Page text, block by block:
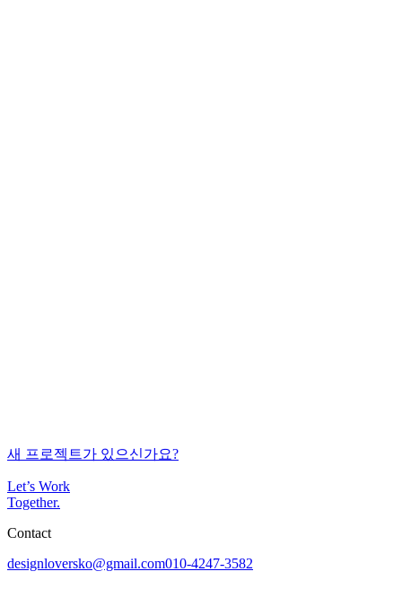
새 프로젝트가 있으신가요?
Let’s Work
Together.
Contact
designloversko@gmail.com010-4247-3582